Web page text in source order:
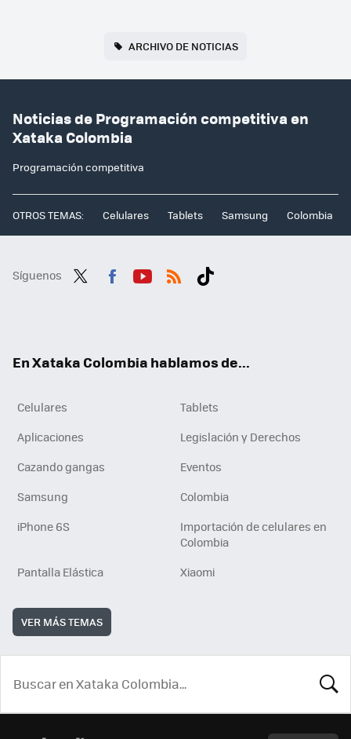
ARCHIVO DE NOTICIAS
Noticias de Programación competitiva en
Xataka Colombia
Programación competitiva
OTROS TEMAS: Celulares Tablets Samsung Colombia
Síguenos
En Xataka Colombia hablamos de...
Celulares
Tablets
Aplicaciones
Legislación y Derechos
Cazando gangas
Eventos
Samsung
Colombia
iPhone 6S
Importación de celulares en
Colombia
Pantalla Elástica
Xiaomi
VER MÁS TEMAS